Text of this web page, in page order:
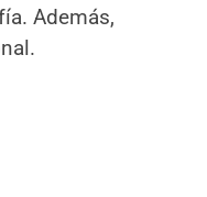
Además,